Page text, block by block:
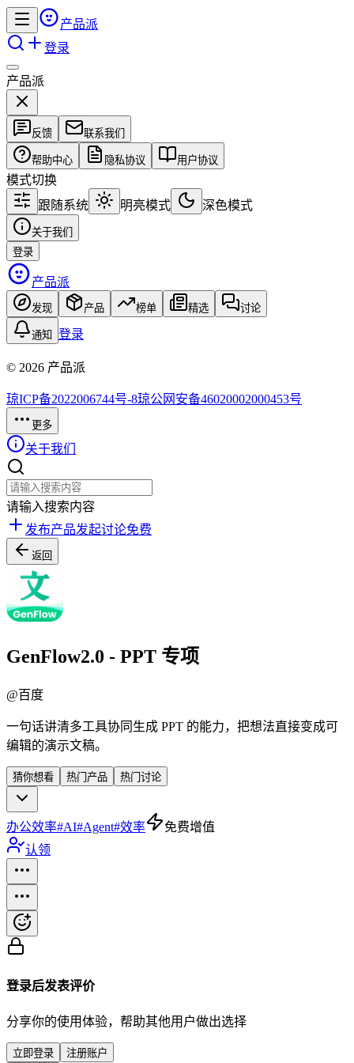
产品派
登录
产品派
反馈 联系我们
帮助中心 隐私协议 用户协议
模式切换
跟随系统
明亮模式 深色模式
关于我们
登录
产品派
发现 产品 榜单 精选 讨论
通知 登录
© 2026 产品派
琼ICP备2022006744号-8琼公网安备46020002000453号
更多
关于我们
请输入搜索内容
发布产品发起讨论免费
返回
GenFlow2.0 - PPT 专项
@百度
一句话讲清多工具协同生成 PPT 的能力，把想法直接变成可
编辑的演示文稿。
猜你想看 热门产品 热门讨论
办公效率#AI#Agent#效率
免费增值
认领
登录后发表评价
分享你的使用体验，帮助其他用户做出选择
立即登录 注册账户